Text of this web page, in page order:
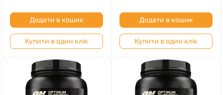
Додати в кошик
Купити в один клік
Додати в кошик
Купити в один клік